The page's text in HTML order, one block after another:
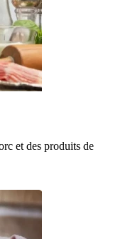
et des produits de